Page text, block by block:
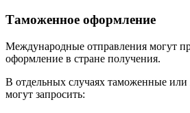
Таможенное оформление
Международные отправления могут
оформление в стране получения.
В отдельных случаях таможенные
могут запросить: